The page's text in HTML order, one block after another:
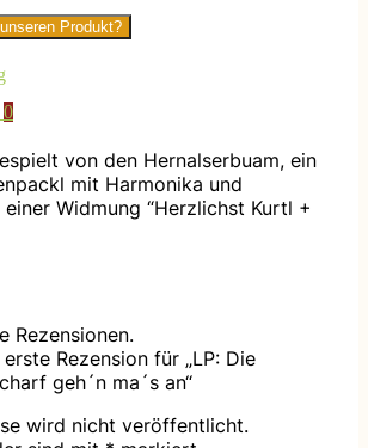
Produkt?
0
von den Hernalserbuam, ein
mit Harmonika und
Widmung “Herzlichst Kurtl +
Rezensionen.
Rezension für „LP: Die
geh´n ma´s an“
wird nicht veröffentlicht.